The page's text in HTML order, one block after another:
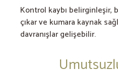
Kontrol kaybı belirginleşir,
çıkar ve kumara kaynak
davranışlar gelişebilir.